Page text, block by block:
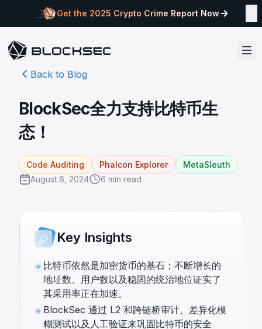
Get the 2025 Crypto Crime Report Now
Back to Blog
BlockSec全力支持比特币生
态！
Code Auditing Phalcon Explorer
MetaSleuth
August 6, 2024
6 min read
Key Insights
比特币依然是加密货币的基石；不断增长的
地址数、用户数以及稳固的统治地位证实了
其采用率正在加速。
BlockSec 通过 L2 和跨链桥审计、差异化模
糊测试以及人工验证来巩固比特币的安全